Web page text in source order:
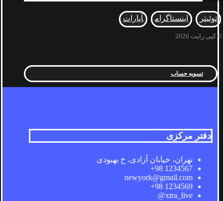
توئیتر اینستاگرام آپارات
© کپی رایت 2026
تسویه حساب
دفتر مرکزی
تهران، خیابان آزادی، خ بهبودی
1234567 98+
newyork@gmail.com
1234569 98+
xtra_live@